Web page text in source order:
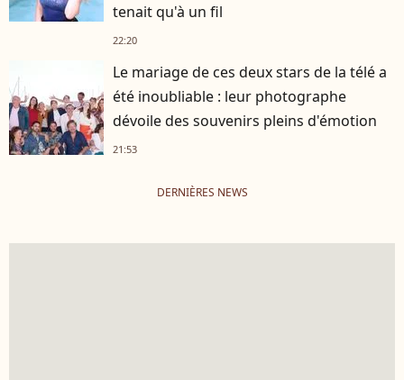
tenait qu'à un fil
22:20
Le mariage de ces deux stars de la télé a
été inoubliable : leur photographe
dévoile des souvenirs pleins d'émotion
21:53
DERNIÈRES NEWS